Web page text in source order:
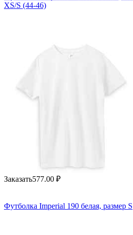
XS/S (44-46)
Заказать577.00 ₽
Футболка Imperial 190 белая, размер S